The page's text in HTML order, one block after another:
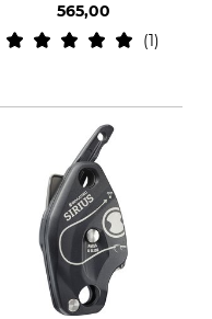
565,00
1